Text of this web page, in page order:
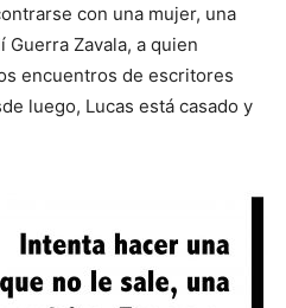
con una mujer, una
Guerra Zavala, a quien
encuentros de escritores
luego, Lucas está casado y